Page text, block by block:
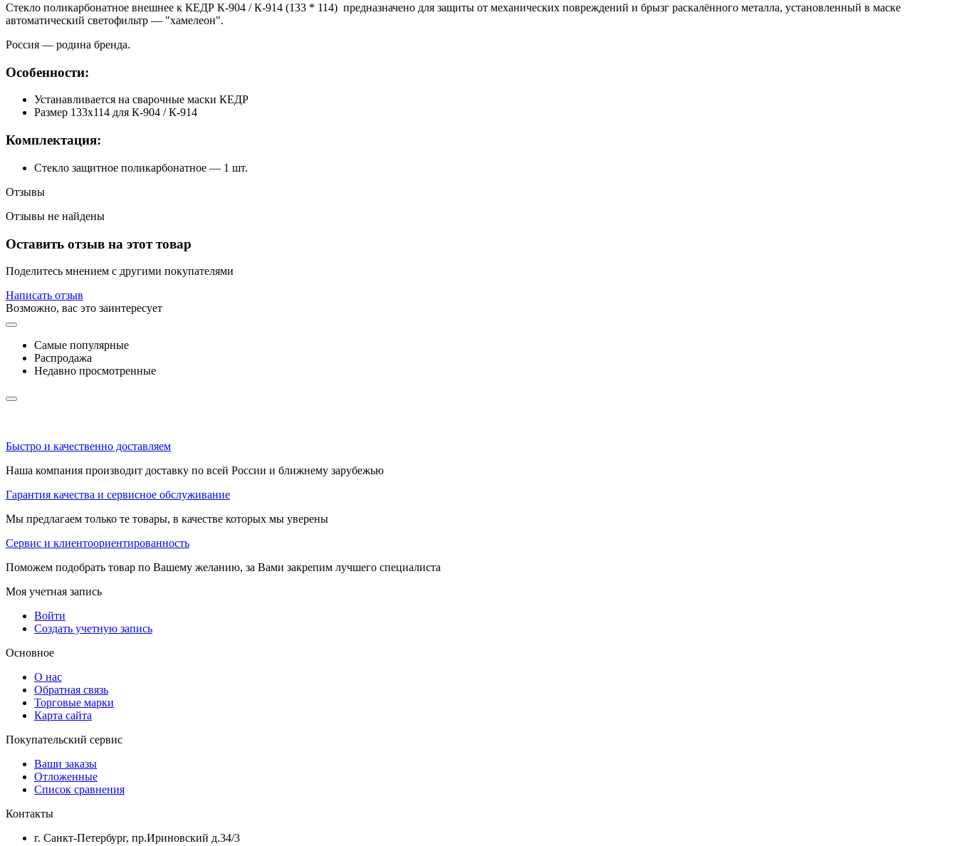
Стекло поликарбонатное внешнее к КЕДР К-904 / К-914 (133 * 114) предназначено для защиты от механических повреждений и брызг раскалённого металла, установленный в маске
автоматический светофильтр — "хамелеон".
Россия — родина бренда.
Особенности:
Устанавливается на сварочные маски КЕДР
Размер 133х114 для К-904 / К-914
Комплектация:
Стекло защитное поликарбонатное — 1 шт.
Отзывы
Отзывы не найдены
Оставить отзыв на этот товар
Поделитесь мнением с другими покупателями
Написать отзыв
Возможно, вас это заинтересует
Самые популярные
Распродажа
Недавно просмотренные
Быстро и качественно доставляем
Наша компания производит доставку по всей России и ближнему зарубежью
Гарантия качества и сервисное обслуживание
Мы предлагаем только те товары, в качестве которых мы уверены
Сервис и клиентоориентированность
Поможем подобрать товар по Вашему желанию, за Вами закрепим лучшего специалиста
Моя учетная запись
Войти
Создать учетную запись
Основное
О нас
Обратная связь
Торговые марки
Карта сайта
Покупательский сервис
Ваши заказы
Отложенные
Список сравнения
Контакты
г. Санкт-Петербург, пр.Ириновский д.34/3